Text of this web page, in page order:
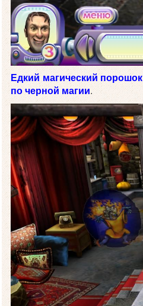
Едкий магический порошок
по черной магии.